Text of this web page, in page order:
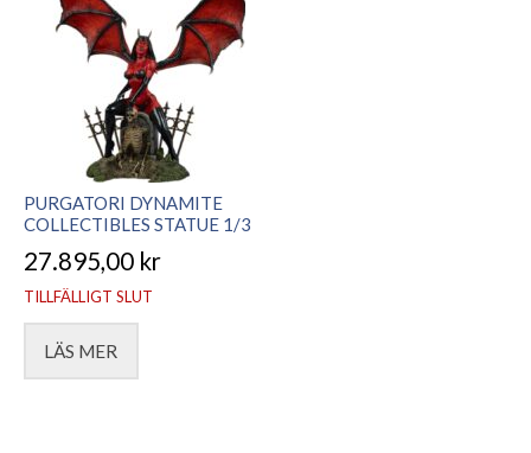
PURGATORI DYNAMITE
COLLECTIBLES STATUE 1/3
27.895,00 kr
TILLFÄLLIGT SLUT
LÄS MER